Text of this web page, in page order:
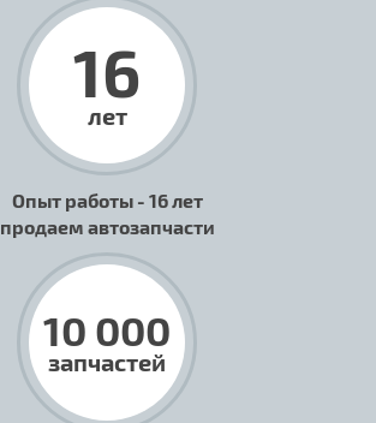
16
лет
Опыт работы - 16 лет
продаем автозапчасти
10 000
запчастей